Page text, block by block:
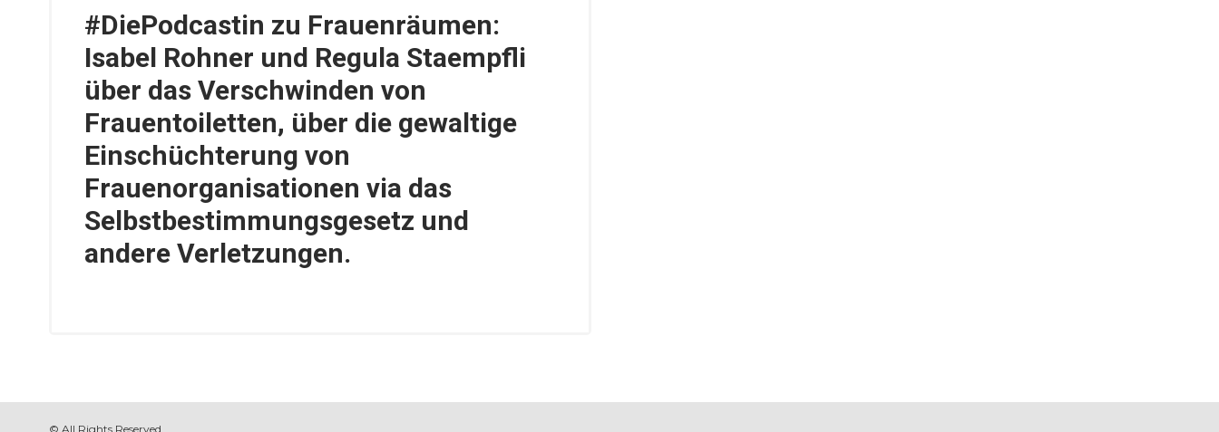
#DiePodcastin zu Frauenräumen:
Isabel Rohner und Regula Staempfli
über das Verschwinden von
Frauentoiletten, über die gewaltige
Einschüchterung von
Frauenorganisationen via das
Selbstbestimmungsgesetz und
andere Verletzungen.
© All Rights Reserved.